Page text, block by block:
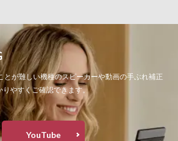
とが難しい機種のスピーカーや動画の手ぶれ補正
りやすくご確認できます。
YouTube